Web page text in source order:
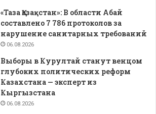
«Таза Қазақстан»: В области Абай
составлено 7 786 протоколов за
нарушение санитарных требований
06.08.2026
Выборы в Курултай станут венцом
глубоких политических реформ
Казахстана — эксперт из
Кыргызстана
06.08.2026